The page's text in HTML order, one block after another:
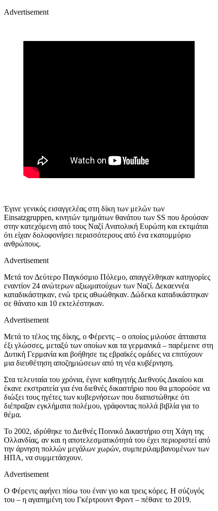
Advertisement
Έγινε γενικός εισαγγελέας στη δίκη των μελών των
Einsatzgruppen, κινητών τμημάτων θανάτου των SS που δρούσαν
στην κατεχόμενη από τους Ναζί Ανατολική Ευρώπη και εκτιμάται
ότι είχαν δολοφονήσει περισσότερους από ένα εκατομμύριο
ανθρώπους.
Advertisement
Μετά τον Δεύτερο Παγκόσμιο Πόλεμο, απαγγέλθηκαν κατηγορίες
εναντίον 24 ανώτερων αξιωματούχων των Ναζί. Δεκαεννέα
καταδικάστηκαν, ενώ τρεις αθωώθηκαν. Δώδεκα καταδικάστηκαν
σε θάνατο και 10 εκτελέστηκαν.
Advertisement
Μετά το τέλος της δίκης, ο Φέρεντς – ο οποίος μιλούσε άπταιστα
έξι γλώσσες, μεταξύ των οποίων και τα γερμανικά – παρέμεινε στη
Δυτική Γερμανία και βοήθησε τις εβραϊκές ομάδες να επιτύχουν
μια διευθέτηση αποζημιώσεων από τη νέα κυβέρνηση.
Στα τελευταία του χρόνια, έγινε καθηγητής Διεθνούς Δικαίου και
έκανε εκστρατεία για ένα διεθνές δικαστήριο που θα μπορούσε να
διώξει τους ηγέτες των κυβερνήσεων που διαπιστώθηκε ότι
διέπραξαν εγκλήματα πολέμου, γράφοντας πολλά βιβλία για το
θέμα.
Το 2002, ιδρύθηκε το Διεθνές Ποινικό Δικαστήριο στη Χάγη της
Ολλανδίας, αν και η αποτελεσματικότητά του έχει περιοριστεί από
την άρνηση πολλών μεγάλων χωρών, συμπεριλαμβανομένων των
ΗΠΑ, να συμμετάσχουν.
Advertisement
Ο Φέρεντς αφήνει πίσω του έναν γιο και τρεις κόρες. Η σύζυγός
του – η αγαπημένη του Γκέρτρουντ Φριντ – πέθανε το 2019.